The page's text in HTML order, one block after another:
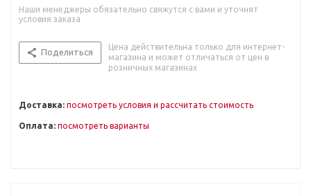
Наши менеджеры обязательно свяжутся с вами и уточнят
условия заказа
Поделиться
Цена действительна только для интернет-
магазина и может отличаться от цен в
розничных магазинах
Доставка: посмотреть условия и рассчитать стоимость
Оплата: посмотреть варианты